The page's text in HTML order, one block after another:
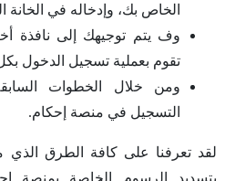
الخاص بك، وإدخاله في
وف يتم توجيهك إلى نافذة
تقوم بعملية تسجيل الدخول
ومن خلال الخطوات
التسجيل في منصة إحكام.
لقد تعرفنا على كافة الطرق الذي